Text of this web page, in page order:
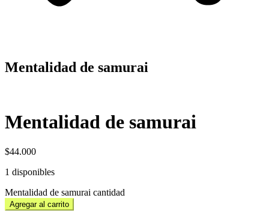
Mentalidad de samurai
Mentalidad de samurai
$44.000
1 disponibles
Mentalidad de samurai cantidad
Agregar al carrito